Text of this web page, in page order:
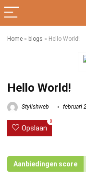
Home » blogs » Hello World!
Hello World!
Stylishweb februari
Opslaan
0
Aanbiedingen score